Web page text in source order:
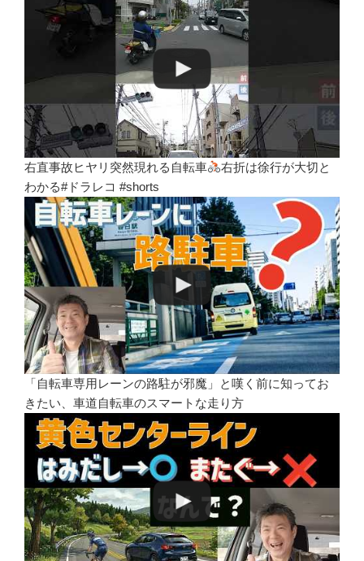
右直事故ヒヤリ突然現れる自転車
右折は徐行が大切と
わかる#ドラレコ #shorts
「自転車専用レーンの路駐が邪魔」と嘆く前に知ってお
きたい、車道自転車のスマートな走り方